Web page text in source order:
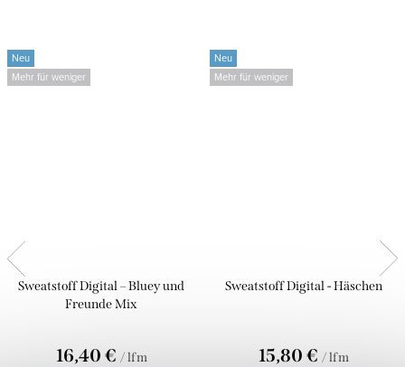
Neu
Mehr für weniger
Sweatstoff Digital – Bluey und
Freunde Mix
16,40 € / lfm
Neu
Mehr für weniger
Sweatstoff Digital - Häschen
15,80 € / lfm